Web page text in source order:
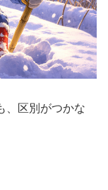
、区別がつかな